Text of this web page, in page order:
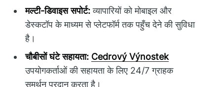
मल्टी-डिवाइस सपोर्ट:व्यापारियों को मोबाइल और
डेस्कटॉप के माध्यम से प्लेटफॉर्म तक पहुँच देने की सुविधा
है।
चौबीसों घंटे सहायता: Cedrový Výnostek
उपयोगकर्ताओं की सहायता के लिए 24/7 ग्राहक
समर्थन प्रदान करता है।